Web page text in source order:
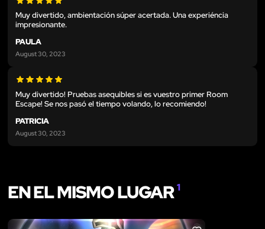
Muy divertido, ambientación súper acertada. Una experiéncia
impresionante.
PAULA
August 30, 2023
Muy divertido! Pruebas asequibles si es vuestro primer Room
Escape! Se nos pasó el tiempo volando, lo recomiendo!
PATRICIA
August 30, 2023
EN EL MISMO LUGAR1